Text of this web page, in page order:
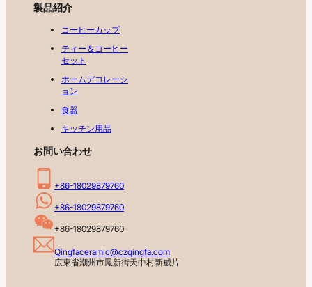
製品紹介
コーヒーカップ
ティー＆コーヒー
セット
ホームデコレーシ
ョン
食器
キッチン用品
お問い合わせ
+86-18029879760
+86-18029879760
+86-18029879760
Qingfaceramic@czqingfa.com
広東省潮州市鳳新街天中村新威片